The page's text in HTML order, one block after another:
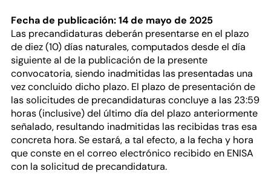
Fecha de publicación: 14 de mayo de 2025
Las precandidaturas deberán presentarse en el plazo
de diez (10) días naturales, computados desde el día
siguiente al de la publicación de la presente
convocatoria, siendo inadmitidas las presentadas una
vez concluido dicho plazo. El plazo de presentación de
las solicitudes de precandidaturas concluye a las 23:59
horas (inclusive) del último día del plazo anteriormente
señalado, resultando inadmitidas las recibidas tras esa
concreta hora. Se estará, a tal efecto, a la fecha y hora
que conste en el correo electrónico recibido en ENISA
con la solicitud de precandidatura.